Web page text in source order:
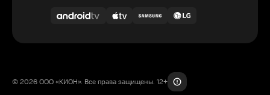
© 2026 ООО «КИОН». Все права защищены. 12+